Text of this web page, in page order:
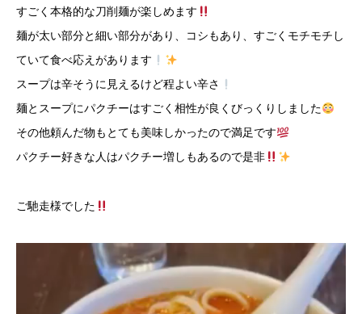
すごく本格的な刀削麺が楽しめます
麺が太い部分と細い部分があり、コシもあり、すごくモチモチし
ていて食べ応えがあります
スープは辛そうに見えるけど程よい辛さ
麺とスープにパクチーはすごく相性が良くびっくりしました
その他頼んだ物もとても美味しかったので満足です
パクチー好きな人はパクチー増しもあるので是非
ご馳走様でした